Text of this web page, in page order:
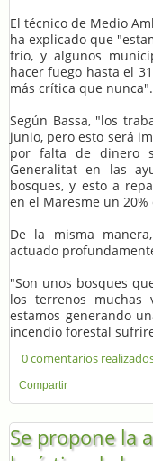
El técnico de Medio
ha explicado que
frío, y algunos
hacer fuego hasta el
más crítica que nunca".
Según Bassa, "los
junio, pero esto será
por falta de dinero
Generalitat en las
bosques, y esto a
en el Maresme un
De la misma
actuado
"Son unos bosques
los terrenos muchas
estamos generando
incendio forestal
0 comentarios
Compartir
Se propone la